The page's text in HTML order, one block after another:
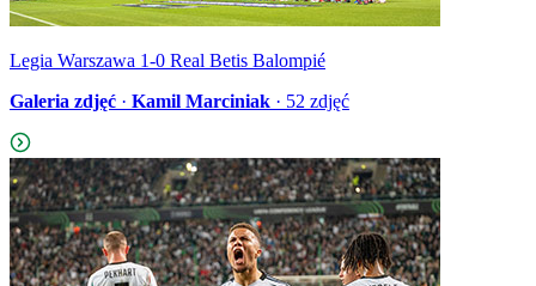
Legia Warszawa 1-0 Real Betis Balompié
Galeria zdjęć · Kamil Marciniak · 52 zdjęć